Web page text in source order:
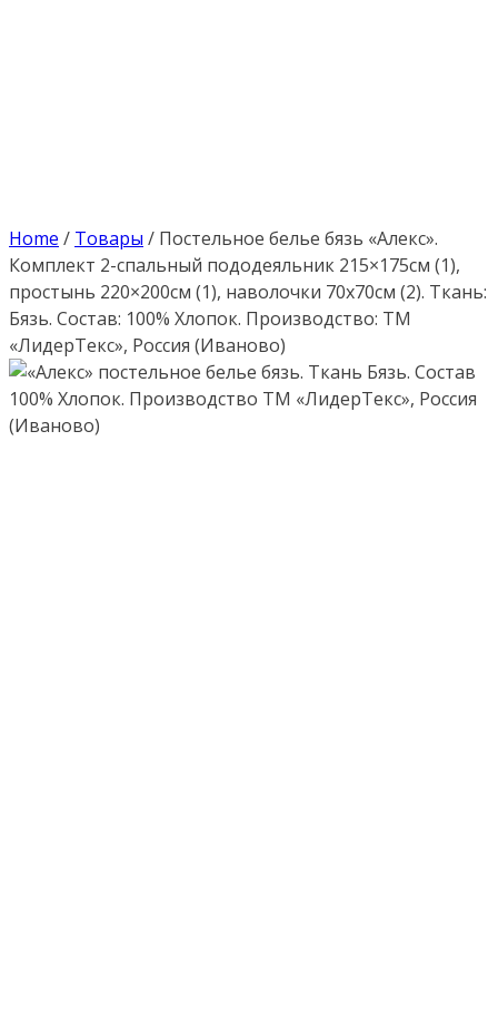
Home / Товары / Постельное белье бязь «Алекс».
Комплект 2-спальный пододеяльник 215×175см (1),
простынь 220×200см (1), наволочки 70х70см (2). Ткань:
Бязь. Состав: 100% Хлопок. Производство: ТМ
«ЛидерТекс», Россия (Иваново)